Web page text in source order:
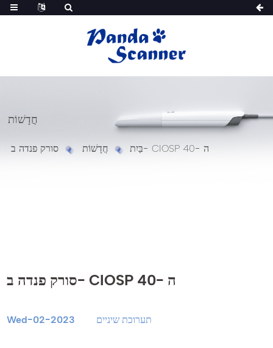
חֲדָשׁוֹת
בַּיִת חֲדָשׁוֹת סורק פנדה ב- CIOSP ה -40
סורק פנדה ב- CIOSP ה -40
Wed-02-2023 תערוכת שיניים